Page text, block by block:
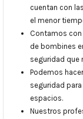
cuentan con
el menor
Contamos con
de bombines
seguridad que
Podemos
seguridad
espacios.
Nuestros